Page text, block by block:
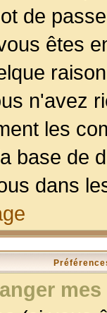
de
êtes
n'avez
les
base de
dans